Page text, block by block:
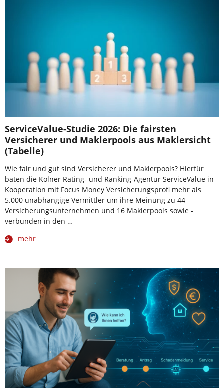
ServiceValue-Studie 2026: Die fairsten
Versicherer und Maklerpools aus Maklersicht
(Tabelle)
Wie fair und gut sind Versicherer und Maklerpools? Hierfür
baten die Kölner Rating- und Ranking-Agentur ServiceValue in
Kooperation mit Focus Money Versicherungsprofi mehr als
5.000 unabhängige Vermittler um ihre Meinung zu 44
Versicherungsunternehmen und 16 Maklerpools sowie -
verbünden in den …
mehr